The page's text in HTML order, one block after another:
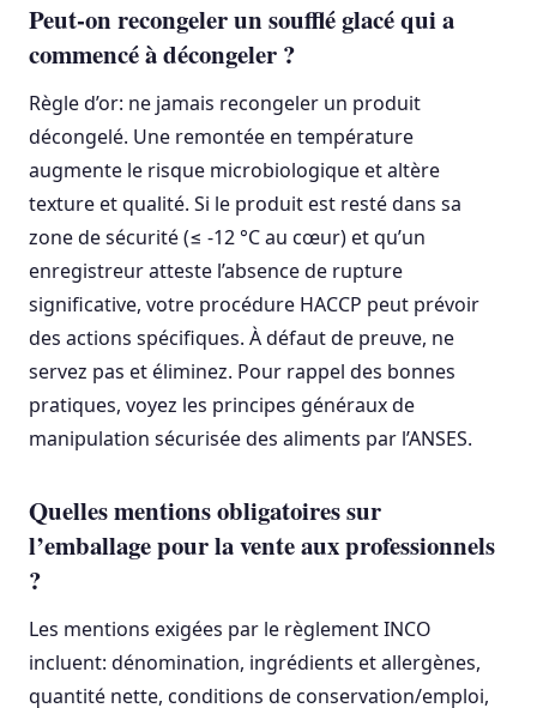
Peut-on recongeler un soufflé glacé qui a
commencé à décongeler ?
Règle d’or: ne jamais recongeler un produit
décongelé. Une remontée en température
augmente le risque microbiologique et altère
texture et qualité. Si le produit est resté dans sa
zone de sécurité (≤ -12 °C au cœur) et qu’un
enregistreur atteste l’absence de rupture
significative, votre procédure HACCP peut prévoir
des actions spécifiques. À défaut de preuve, ne
servez pas et éliminez. Pour rappel des bonnes
pratiques, voyez les principes généraux de
manipulation sécurisée des aliments par l’ANSES.
Quelles mentions obligatoires sur
l’emballage pour la vente aux professionnels
?
Les mentions exigées par le règlement INCO
incluent: dénomination, ingrédients et allergènes,
quantité nette, conditions de conservation/emploi,